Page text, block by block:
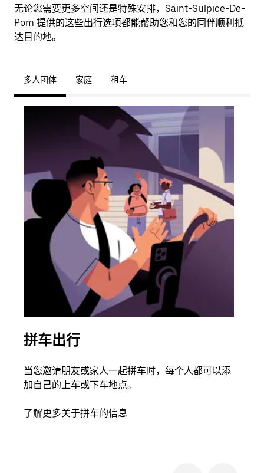
无论您需要更多空间还是特殊安排，Saint-Sulpice-De-
Pom 提供的这些出行选项都能帮助您和您的同伴顺利抵
达目的地。
多人团体 家庭 租车
拼车出行
当您邀请朋友或家人一起拼车时，每个人都可以添
加自己的上车或下车地点。
了解更多关于拼车的信息